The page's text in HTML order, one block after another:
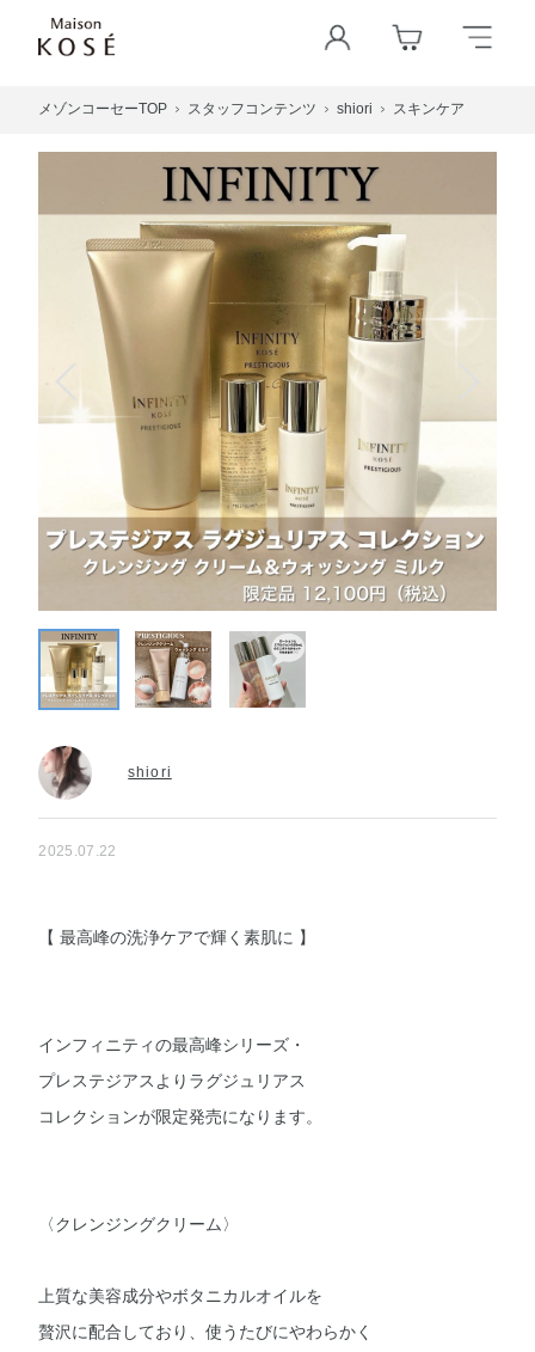
メゾンコーセーTOP スタッフコンテンツ shiori スキンケア
shiori
2025.07.22
【 最高峰の洗浄ケアで輝く素肌に 】
インフィニティの最高峰シリーズ・
プレステジアスよりラグジュリアス
コレクションが限定発売になります。
〈クレンジングクリーム〉
上質な美容成分やボタニカルオイルを
贅沢に配合しており、使うたびにやわらかく